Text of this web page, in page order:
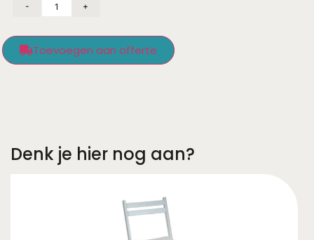
- +
Toevoegen aan offerte
Denk je hier nog aan?